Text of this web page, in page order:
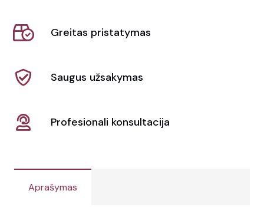
vyriškas
marškinėliai
Greitas pristatymas
Saugus užsakymas
Profesionali konsultacija
Aprašymas